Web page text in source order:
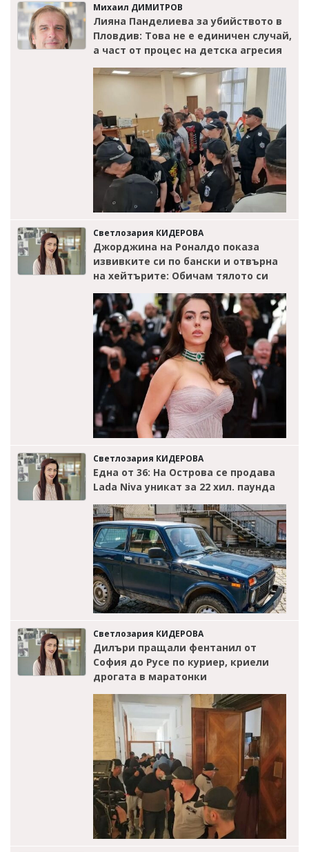
Михаил ДИМИТРОВ
Лияна Панделиева за убийството в
Пловдив: Това не е единичен случай,
а част от процес на детска агресия
Светлозария КИДЕРОВА
Джорджина на Роналдо показа
извивките си по бански и отвърна
на хейтърите: Обичам тялото си
Светлозария КИДЕРОВА
Една от 36: На Острова се продава
Lada Niva уникат за 22 хил. паунда
Светлозария КИДЕРОВА
Дилъри пращали фентанил от
София до Русе по куриер, криели
дрогата в маратонки